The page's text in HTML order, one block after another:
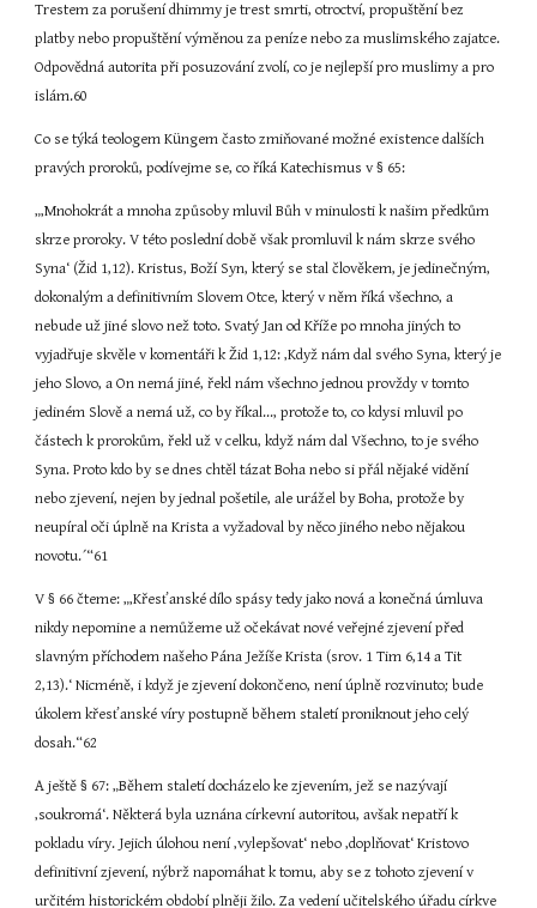
Trestem za porušení dhimmy je trest smrti, otroctví, propuštění bez
platby nebo propuštění výměnou za peníze nebo za muslimského zajatce.
Odpovědná autorita při posuzování zvolí, co je nejlepší pro muslimy a pro
islám.60
Co se týká teologem Küngem často zmiňované možné existence dalších
pravých proroků, podívejme se, co říká Katechismus v § 65:
„‚Mnohokrát a mnoha způsoby mluvil Bůh v minulosti k našim předkům
skrze proroky. V této poslední době však promluvil k nám skrze svého
Syna‘ (Žid 1,12). Kristus, Boží Syn, který se stal člověkem, je jedinečným,
dokonalým a definitivním Slovem Otce, který v něm říká všechno, a
nebude už jiné slovo než toto. Svatý Jan od Kříže po mnoha jiných to
vyjadřuje skvěle v komentáři k Žid 1,12: ‚Když nám dal svého Syna, který je
jeho Slovo, a On nemá jiné, řekl nám všechno jednou provždy v tomto
jediném Slově a nemá už, co by říkal..., protože to, co kdysi mluvil po
částech k prorokům, řekl už v celku, když nám dal Všechno, to je svého
Syna. Proto kdo by se dnes chtěl tázat Boha nebo si přál nějaké vidění
nebo zjevení, nejen by jednal pošetile, ale urážel by Boha, protože by
neupíral oči úplně na Krista a vyžadoval by něco jiného nebo nějakou
novotu.´“61
V § 66 čteme: „‚Křesťanské dílo spásy tedy jako nová a konečná úmluva
nikdy nepomine a nemůžeme už očekávat nové veřejné zjevení před
slavným příchodem našeho Pána Ježíše Krista (srov. 1 Tim 6,14 a Tit
2,13).‘ Nicméně, i když je zjevení dokončeno, není úplně rozvinuto; bude
úkolem křesťanské víry postupně během staletí proniknout jeho celý
dosah.“62
A ještě § 67: „Během staletí docházelo ke zjevením, jež se nazývají
‚soukromá‘. Některá byla uznána církevní autoritou, avšak nepatří k
pokladu víry. Jejich úlohou není ‚vylepšovat‘ nebo ‚doplňovat‘ Kristovo
definitivní zjevení, nýbrž napomáhat k tomu, aby se z tohoto zjevení v
určitém historickém období plněji žilo. Za vedení učitelského úřadu církve